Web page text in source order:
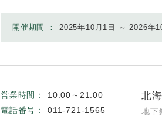
開催期間 ： 2025年10月1日 ～ 2026年
営業時間：
10:00～21:00
電話番号：
011-721-1565
北
地下